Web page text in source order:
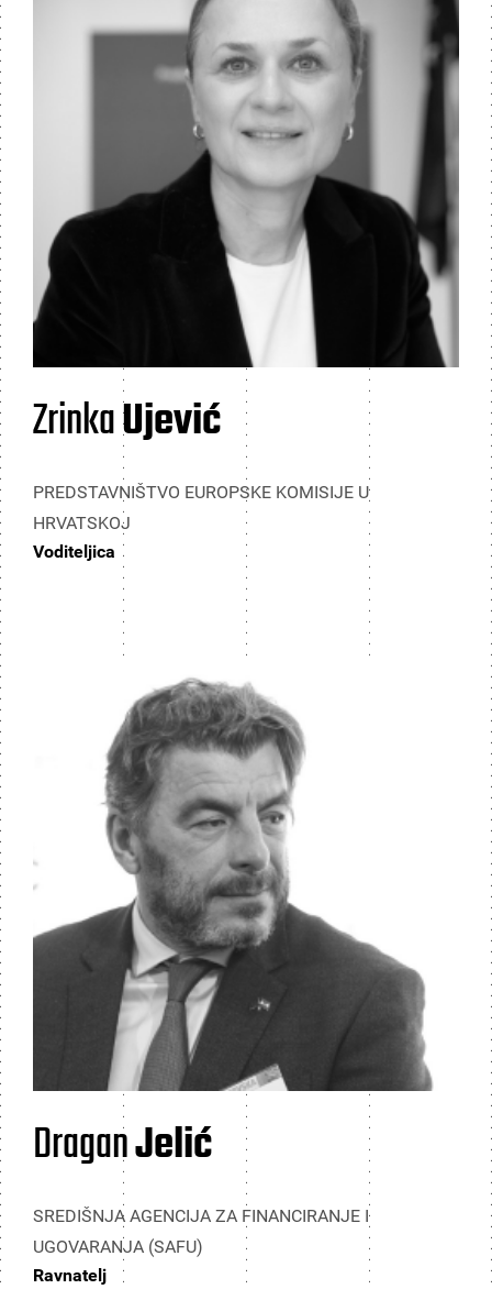
ZrinkaUjević
PREDSTAVNIŠTVO EUROPSKE KOMISIJE U
HRVATSKOJ
Voditeljica
DraganJelić
SREDIŠNJA AGENCIJA ZA FINANCIRANJE I
UGOVARANJA (SAFU)
Ravnatelj